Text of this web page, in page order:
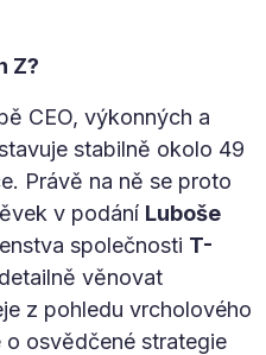
Z?
CEO, výkonných a
stabilně okolo 49
Právě na ně se proto
v podání Luboše
společnosti T-
věnovat
z pohledu vrcholového
o osvědčené strategie